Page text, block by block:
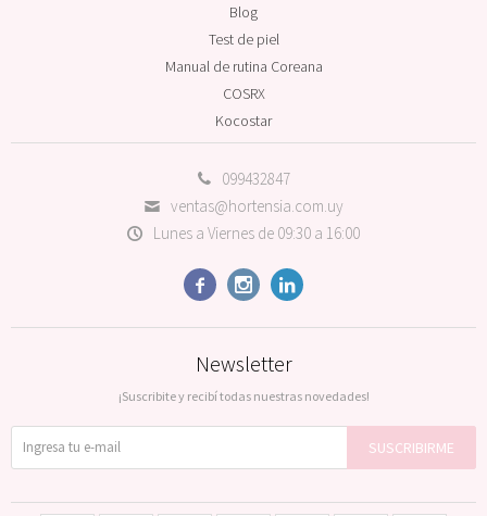
099432847
ventas@hortensia.com.uy
Lunes a Viernes de 09:30 a 16:00
  
Blog
Test de piel
Manual de rutina Coreana
COSRX
Kocostar
Newsletter
¡Suscribite y recibí todas nuestras novedades!
SUSCRIBIRME